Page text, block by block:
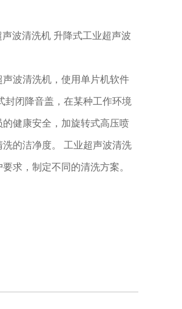
波清洗机 升降式工业超声波
波清洗机，使用单片机软件
封闭降音盖，在某种工作环境
健康安全，加旋转式高压喷
的洁净度。 工业超声波清洗
求，制定不同的清洗方案。